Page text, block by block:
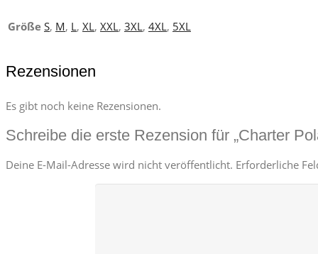
Größe S, M, L, XL, XXL, 3XL, 4XL, 5XL
Rezensionen
Es gibt noch keine Rezensionen.
Schreibe die erste Rezension für „Charter
Deine E-Mail-Adresse wird nicht veröffentlicht. Erforderliche